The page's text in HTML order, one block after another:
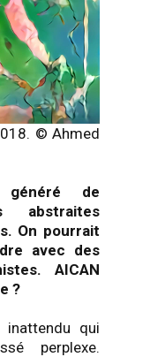
© Ahmed
de
abstraites
On pourrait
avec des
AICAN
?
qui
perplexe.